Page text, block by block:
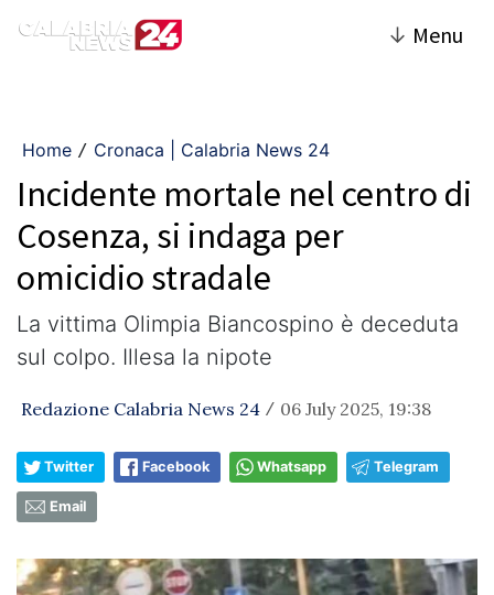
↓ Menu
Home / Cronaca | Calabria News 24
Incidente mortale nel centro di
Cosenza, si indaga per
omicidio stradale
La vittima Olimpia Biancospino è deceduta
sul colpo. Illesa la nipote
Redazione Calabria News 24 / 06 July 2025, 19:38
Twitter Facebook Whatsapp Telegram
Email